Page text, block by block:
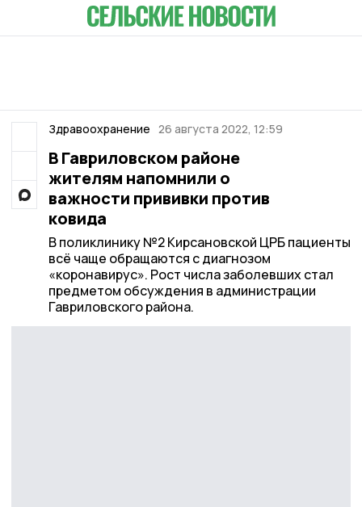
Здравоохранение 26 августа 2022, 12:59
В Гавриловском районе
жителям напомнили о
важности прививки против
ковида
В поликлинику №2 Кирсановской ЦРБ пациенты
всё чаще обращаются с диагнозом
«коронавирус». Рост числа заболевших стал
предметом обсуждения в администрации
Гавриловского района.